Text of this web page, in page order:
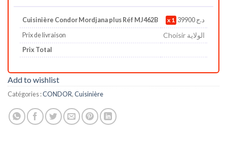
Cuisinière Condor Mordjana plus Réf MJ462B 1 39900 د.ج
Prix de livraison
Choisir الولاية
Prix Total
Add to wishlist
Catégories :CONDOR,Cuisinière